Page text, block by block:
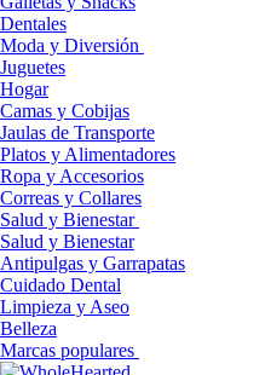
Dentales
Moda y Diversión
Juguetes
Hogar
Camas y Cobijas
Jaulas de Transporte
Platos y Alimentadores
Ropa y Accesorios
Correas y Collares
Salud y Bienestar
Salud y Bienestar
Antipulgas y Garrapatas
Cuidado Dental
Limpieza y Aseo
Belleza
Marcas populares